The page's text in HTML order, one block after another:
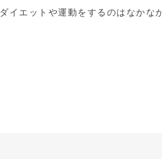
ダイエットや運動をするのはなかな